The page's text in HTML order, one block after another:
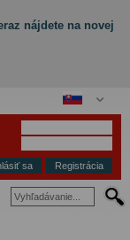
nájdete na novej
Registrácia